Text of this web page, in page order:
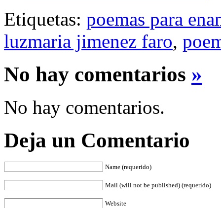
Etiquetas: poemas para
luzmaria jimenez faro,
No hay comentarios »
No hay comentarios.
Deja un Comentario
Name (requerido)
Mail (will not be published) (requerido)
Website